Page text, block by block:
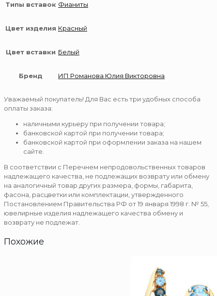
Типы вставок Фианиты
Цвет изделия Красный
Цвет вставки Белый
Бренд ИП Романова Юлия Викторовна
Уважаемый покупатель! Для Вас есть три удобных способа
оплаты заказа:
наличными курьеру при получении товара;
банковской картой при получении товара;
банковской картой при оформлении заказа на нашем
сайте.
В соответствии с Перечнем непродовольственных товаров
надлежащего качества, не подлежащих возврату или обмену
на аналогичный товар других размера, формы, габарита,
фасона, расцветки или комплектации, утвержденного
Постановлением Правительства РФ от 19 января 1998 г. № 55,
ювелирные изделия надлежащего качества обмену и
возврату не подлежат.
Похожие